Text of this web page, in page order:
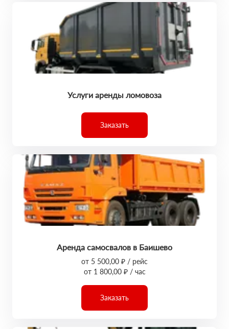
Услуги аренды ломовоза
Заказать
Аренда самосвалов в Баишево
от 5 500,00 ₽ / рейс
от 1 800,00 ₽ / час
Заказать